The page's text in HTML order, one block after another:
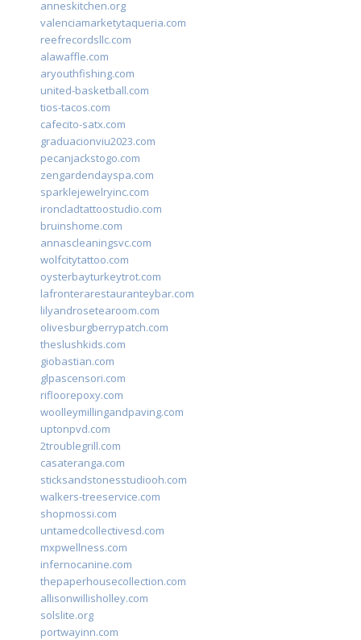
anneskitchen.org
valenciamarketytaqueria.com
reefrecordsllc.com
alawaffle.com
aryouthfishing.com
united-basketball.com
tios-tacos.com
cafecito-satx.com
graduacionviu2023.com
pecanjackstogo.com
zengardendayspa.com
sparklejewelryinc.com
ironcladtattoostudio.com
bruinshome.com
annascleaningsvc.com
wolfcitytattoo.com
oysterbayturkeytrot.com
lafronterarestauranteybar.com
lilyandrosetearoom.com
olivesburgberrypatch.com
theslushkids.com
giobastian.com
glpascensori.com
rifloorepoxy.com
woolleymillingandpaving.com
uptonpvd.com
2troublegrill.com
casateranga.com
sticksandstonesstudiooh.com
walkers-treeservice.com
shopmossi.com
untamedcollectivesd.com
mxpwellness.com
infernocanine.com
thepaperhousecollection.com
allisonwillisholley.com
solslite.org
portwayinn.com